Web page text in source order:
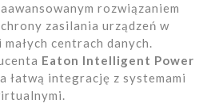
rozwiązaniem
zasilania urządzeń w
centrach danych.
Eaton Intelligent Power
łatwą integrację z systemami